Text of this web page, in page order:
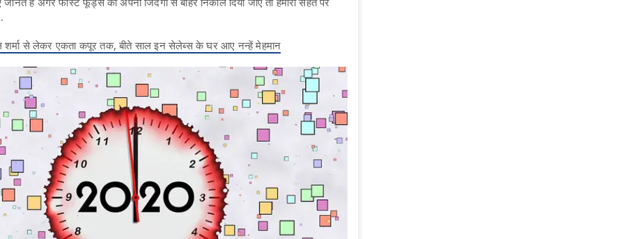
शर्मा से लेकर एकता कपूर तक, बीते साल इन सेलेब्स के घर आए नन्हें मेहमान